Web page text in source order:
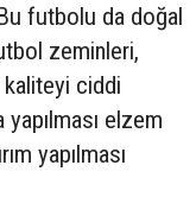
futbolu da doğal
zeminleri,
kaliteyi ciddi
elzem
yapılması